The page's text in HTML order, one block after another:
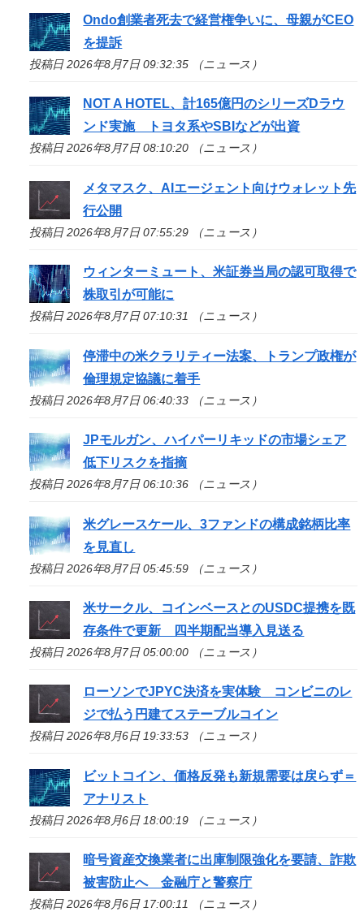
Ondo創業者死去で経営権争いに、母親がCEO
を提訴
投稿日 2026年8月7日 09:32:35 （ニュース）
NOT A HOTEL、計165億円のシリーズDラウ
ンド実施 トヨタ系やSBIなどが出資
投稿日 2026年8月7日 08:10:20 （ニュース）
メタマスク、AIエージェント向けウォレット先
行公開
投稿日 2026年8月7日 07:55:29 （ニュース）
ウィンターミュート、米証券当局の認可取得で
株取引が可能に
投稿日 2026年8月7日 07:10:31 （ニュース）
停滞中の米クラリティー法案、トランプ政権が
倫理規定協議に着手
投稿日 2026年8月7日 06:40:33 （ニュース）
JPモルガン、ハイパーリキッドの市場シェア
低下リスクを指摘
投稿日 2026年8月7日 06:10:36 （ニュース）
米グレースケール、3ファンドの構成銘柄比率
を見直し
投稿日 2026年8月7日 05:45:59 （ニュース）
米サークル、コインベースとのUSDC提携を既
存条件で更新 四半期配当導入見送る
投稿日 2026年8月7日 05:00:00 （ニュース）
ローソンでJPYC決済を実体験 コンビニのレ
ジで払う円建てステーブルコイン
投稿日 2026年8月6日 19:33:53 （ニュース）
ビットコイン、価格反発も新規需要は戻らず＝
アナリスト
投稿日 2026年8月6日 18:00:19 （ニュース）
暗号資産交換業者に出庫制限強化を要請、詐欺
被害防止へ 金融庁と警察庁
投稿日 2026年8月6日 17:00:11 （ニュース）